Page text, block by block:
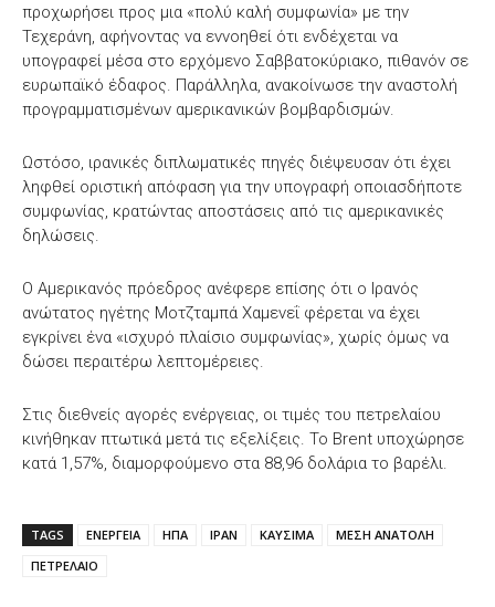
προχωρήσει προς μια «πολύ καλή συμφωνία» με την
Τεχεράνη, αφήνοντας να εννοηθεί ότι ενδέχεται να
υπογραφεί μέσα στο ερχόμενο Σαββατοκύριακο, πιθανόν σε
ευρωπαϊκό έδαφος. Παράλληλα, ανακοίνωσε την αναστολή
προγραμματισμένων αμερικανικών βομβαρδισμών.
Ωστόσο, ιρανικές διπλωματικές πηγές διέψευσαν ότι έχει
ληφθεί οριστική απόφαση για την υπογραφή οποιασδήποτε
συμφωνίας, κρατώντας αποστάσεις από τις αμερικανικές
δηλώσεις.
Ο Αμερικανός πρόεδρος ανέφερε επίσης ότι ο Ιρανός
ανώτατος ηγέτης Μοτζταμπά Χαμενεΐ φέρεται να έχει
εγκρίνει ένα «ισχυρό πλαίσιο συμφωνίας», χωρίς όμως να
δώσει περαιτέρω λεπτομέρειες.
Στις διεθνείς αγορές ενέργειας, οι τιμές του πετρελαίου
κινήθηκαν πτωτικά μετά τις εξελίξεις. Το Brent υποχώρησε
κατά 1,57%, διαμορφούμενο στα 88,96 δολάρια το βαρέλι.
TAGS ΕΝΕΡΓΕΙΑ ΗΠΑ ΙΡΑΝ ΚΑΥΣΙΜΑ
ΜΕΣΗ ΑΝΑΤΟΛΗ
ΠΕΤΡΕΛΑΙΟ